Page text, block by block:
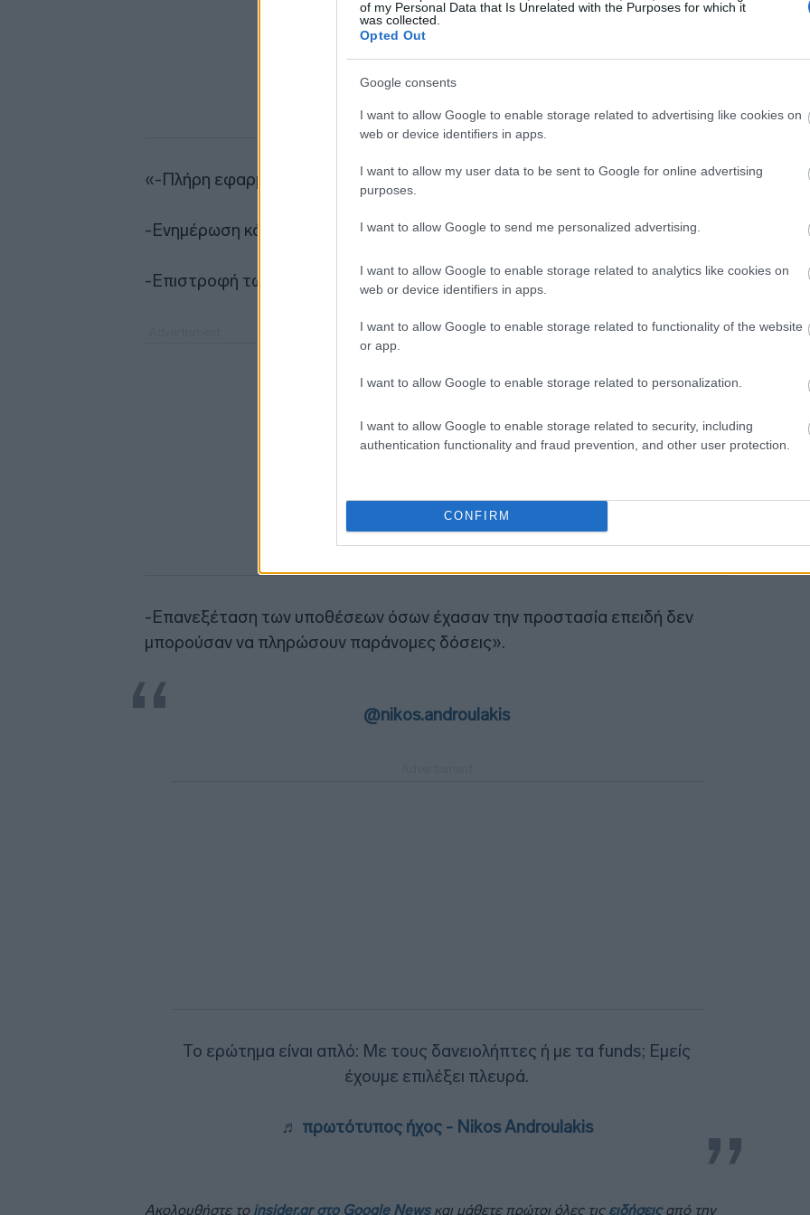
of my Personal Data that Is Unrelated with the Purposes for which it
was collected.
Opted Out
Google consents
I want to allow Google to enable storage related to advertising like cookies on
web or device identifiers in apps.
I want to allow my user data to be sent to Google for online advertising
purposes.
I want to allow Google to send me personalized advertising.
I want to allow Google to enable storage related to analytics like cookies on
web or device identifiers in apps.
I want to allow Google to enable storage related to functionality of the website
or app.
I want to allow Google to enable storage related to personalization.
I want to allow Google to enable storage related to security, including
authentication functionality and fraud prevention, and other user protection.
CONFIRM
«-Πλήρη εφαρμογή της απόφασης. Τώρα.
-Ενημέρωση κάθε δανειολήπτη για τη νέα του δόση.
-Επιστροφή των επιπλέον χρημάτων που ζητήθηκαν.
-Επανεξέταση των υποθέσεων όσων έχασαν την προστασία επειδή δεν
μπορούσαν να πληρώσουν παράνομες δόσεις».
@nikos.androulakis
Το ερώτημα είναι απλό: Με τους δανειολήπτες ή με τα funds; Εμείς
έχουμε επιλέξει πλευρά.
♬ πρωτότυπος ήχος - Nikos Androulakis
Ακολουθήστε το insider.gr στο Google Newsκαι μάθετε πρώτοι όλες τις ειδήσειςαπό την